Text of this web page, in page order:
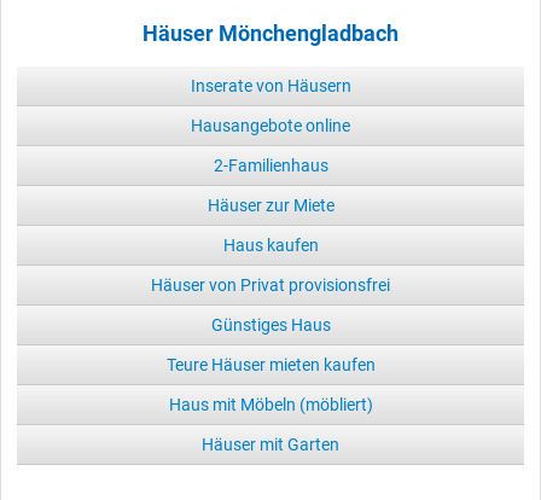
Häuser Mönchengladbach
Inserate von Häusern
Hausangebote online
2-Familienhaus
Häuser zur Miete
Haus kaufen
Häuser von Privat provisionsfrei
Günstiges Haus
Teure Häuser mieten kaufen
Haus mit Möbeln (möbliert)
Häuser mit Garten